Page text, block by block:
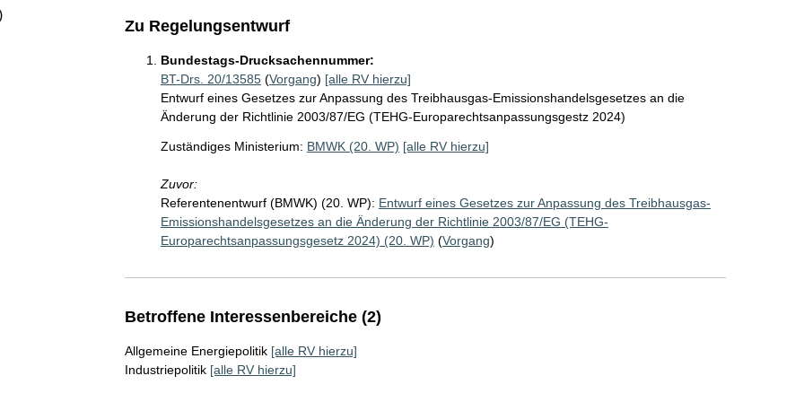
Zu Regelungsentwurf
Bundestags-Drucksachennummer:
BT-Drs. 20/13585(Vorgang) [alle RV hierzu]
Entwurf eines Gesetzes zur Anpassung des Treibhausgas-Emissionshandelsgesetzes an die
Änderung der Richtlinie 2003/87/EG (TEHG-Europarechtsanpassungsgestz 2024)
Zuständiges Ministerium: BMWK (20. WP) [alle RV hierzu]
Zuvor:
Referentenentwurf (BMWK) (20. WP): Entwurf eines Gesetzes zur Anpassung des Treibhausgas-
Emissionshandelsgesetzes an die Änderung der Richtlinie 2003/87/EG (TEHG-
Europarechtsanpassungsgesetz 2024) (20. WP) (Vorgang)
Betroffene Interessenbereiche (2)
Allgemeine Energiepolitik [alle RV hierzu]
Industriepolitik [alle RV hierzu]